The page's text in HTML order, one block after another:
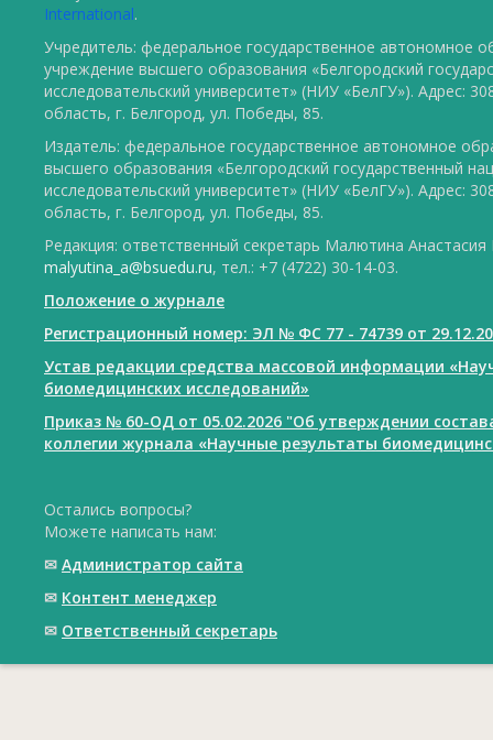
International.
Учредитель: федеральное государственное автономное
учреждение высшего образования «Белгородский
исследовательский университет» (НИУ «БелГУ»). Адрес:
область, г. Белгород, ул. Победы, 85.
Издатель: федеральное государственное автономное
высшего образования «Белгородский государственный
исследовательский университет» (НИУ «БелГУ»). Адрес:
область, г. Белгород, ул. Победы, 85.
Редакция: ответственный секретарь Малютина
malyutina_a@bsuedu.ru, тел.: +7 (4722) 30-14-03.
Положение о журнале
Регистрационный номер: ЭЛ № ФС 77 - 74739 от
Устав редакции средства массовой информации
биомедицинских исследований»
Приказ № 60-ОД от 05.02.2026 "Об утверждении
коллегии журнала «Научные результаты
Остались вопросы?
Можете написать нам:
✉ Администратор сайта
✉ Контент менеджер
✉ Ответственный cекретарь